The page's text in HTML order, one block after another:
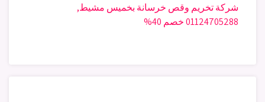
شركة تخريم وقص خرسانة بخميس مشيط,
01124705288 خصم 40%